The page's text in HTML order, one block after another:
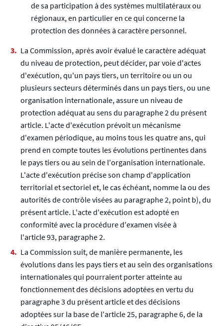
de sa participation à des systèmes multilatéraux ou
régionaux, en particulier en ce qui concerne la
protection des données à caractère personnel.
La Commission, après avoir évalué le caractère adéquat
du niveau de protection, peut décider, par voie d'actes
d'exécution, qu'un pays tiers, un territoire ou un ou
plusieurs secteurs déterminés dans un pays tiers, ou une
organisation internationale, assure un niveau de
protection adéquat au sens du paragraphe 2 du présent
article. L'acte d'exécution prévoit un mécanisme
d'examen périodique, au moins tous les quatre ans, qui
prend en compte toutes les évolutions pertinentes dans
le pays tiers ou au sein de l'organisation internationale.
L'acte d'exécution précise son champ d'application
territorial et sectoriel et, le cas échéant, nomme la ou des
autorités de contrôle visées au paragraphe 2, point b), du
présent article. L'acte d'exécution est adopté en
conformité avec la procédure d'examen visée à
l'article 93, paragraphe 2.
La Commission suit, de manière permanente, les
évolutions dans les pays tiers et au sein des organisations
internationales qui pourraient porter atteinte au
fonctionnement des décisions adoptées en vertu du
paragraphe 3 du présent article et des décisions
adoptées sur la base de l'article 25, paragraphe 6, de la